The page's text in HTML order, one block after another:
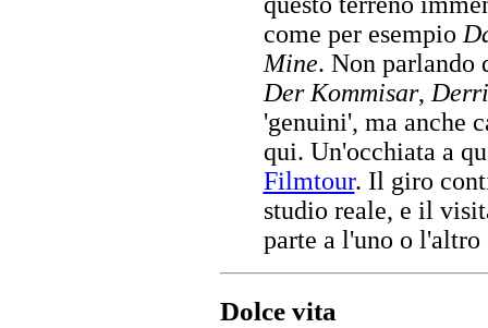
come per esempio
Mine. Non
Der Kommisar,
'genuini', ma anche
qui. Un'occhiata a
Filmtour. Il giro
studio reale, e il
parte a l'uno o l'altro
Dolce vita